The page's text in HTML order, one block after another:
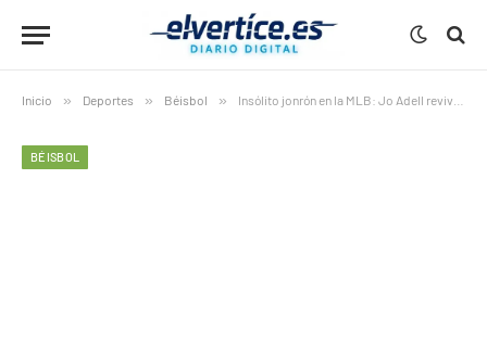
Inicio » Deportes » Béisbol » Insólito jonrón en la MLB: Jo Adell revive una jugada histórica al estilo José Canseco
BÉISBOL